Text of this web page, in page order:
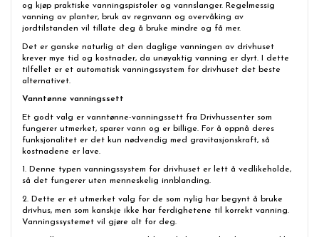
og kjøp praktiske vanningspistoler og vannslanger. Regelmessig
vanning av planter, bruk av regnvann og overvåking av
jordtilstanden vil tillate deg å bruke mindre og få mer.
Det er ganske naturlig at den daglige vanningen av drivhuset
krever mye tid og kostnader, da unøyaktig vanning er dyrt. I dette
tilfellet er et automatisk vanningssystem for drivhuset det beste
alternativet.
Vanntønne vanningssett
Et godt valg er vanntønne-vanningssett fra Drivhussenter som
fungerer utmerket, sparer vann og er billige. For å oppnå deres
funksjonalitet er det kun nødvendig med gravitasjonskraft, så
kostnadene er lave.
1. Denne typen vanningssystem for drivhuset er lett å vedlikeholde,
så det fungerer uten menneskelig innblanding.
2. Dette er et utmerket valg for de som nylig har begynt å bruke
drivhus, men som kanskje ikke har ferdighetene til korrekt vanning.
Vanningssystemet vil gjøre alt for deg.